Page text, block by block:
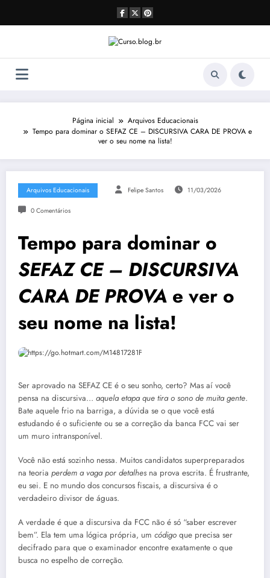
o
Página inicial
Arquivos Educacionais
Tempo para dominar o SEFAZ CE – DISCURSIVA CARA DE PROVA e
ver o seu nome na lista!
Arquivos Educacionais Felipe Santos 11/03/2026
0 Comentários
Tempo para dominar o
SEFAZ CE – DISCURSIVA
CARA DE PROVA e ver o
seu nome na lista!
Ser aprovado na SEFAZ CE é o seu sonho, certo? Mas aí você
pensa na discursiva… aquela etapa que tira o sono de muita gente.
Bate aquele frio na barriga, a dúvida se o que você está
estudando é o suficiente ou se a correção da banca FCC vai ser
um muro intransponível.
Você não está sozinho nessa. Muitos candidatos superpreparados
na teoria perdem a vaga por detalhes na prova escrita. É frustrante,
eu sei. E no mundo dos concursos fiscais, a discursiva é o
verdadeiro divisor de águas.
A verdade é que a discursiva da FCC não é só “saber escrever
bem”. Ela tem uma lógica própria, um código que precisa ser
decifrado para que o examinador encontre exatamente o que
busca no espelho de correção.